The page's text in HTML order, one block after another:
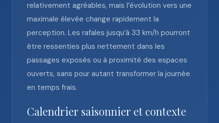
relativement agréables, mais l’évolution vers une
maximale élevée change rapidement la
perception. Les rafales jusqu’à 33 km/h pourront
être ressenties plus nettement dans les
passages exposés ou à proximité des espaces
ouverts, sans pour autant transformer la journée
en temps frais.
Calendrier saisonnier et contexte